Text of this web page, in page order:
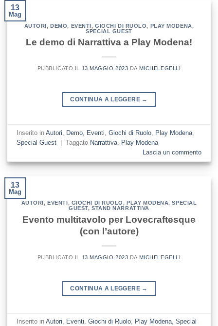
13
Mag
AUTORI,DEMO, EVENTI,GIOCHI DI RUOLO, PLAY MODENA,
SPECIAL GUEST
Le demo di Narrattiva a Play Modena!
PUBBLICATO IL 13 MAGGIO 2023 DA MICHELEGELLI
CONTINUA A LEGGERE →
Inserito inAutori Demo Eventi ,Giochi di Ruolo Play Modena
Special Guest | Taggato Narrattiva Play Modena
Lascia un commento
13
Mag
AUTORI , EVENTI , GIOCHI DI RUOLO, PLAY MODENA,SPECIAL
GUEST, STAND NARRATTIVA
Evento multitavolo per Lovecraftesque
(con l’autore)
PUBBLICATO IL 13 MAGGIO 2023 DA MICHELEGELLI
CONTINUA A LEGGERE →
Inserito inAutori, Eventi,Giochi di Ruolo, Play Modena,Special